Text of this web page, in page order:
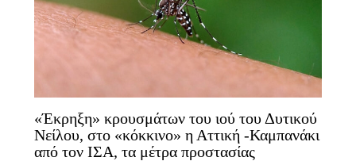
«Έκρηξη» κρουσμάτων του ιού του Δυτικού
Νείλου, στο «κόκκινο» η Αττική -Καμπανάκι
από τον ΙΣΑ, τα μέτρα προστασίας